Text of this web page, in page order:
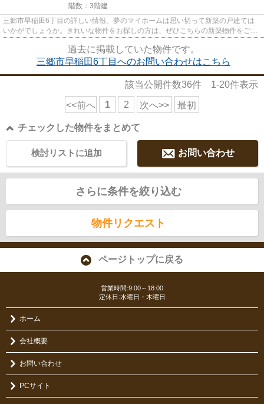
階数：3階建
三郷市早稲田6丁目の詳しい情報。夢のマイホームは思い切って新築の戸建ては
いかがでしょうか。きれいな物件をお探しの方は、ぜひこちらの新築物件をご覧
過去に掲載していた物件です。
三郷市早稲田6丁目へのお問い合わせはこちら
該当公開件数36件 1-20件表示
<<前へ 1 2 次へ>> 最初
チェックした物件をまとめて
お問い合わせ
検討リストに追加
さらに条件を絞り込む
物件リクエスト
ページトップに戻る
営業時間:9:00～18:00
定休日:水曜日・木曜日
ホーム
会社概要
お問い合わせ
PCサイト